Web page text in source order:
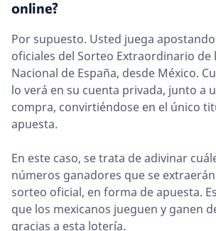
online?
Por supuesto. Usted juega
oficiales del Sorteo Extraordinario de
Nacional de España, desde México.
lo verá en su cuenta privada, junto a
compra, convirtiéndose en el único
apuesta.
En este caso, se trata de adivinar
números ganadores que se
sorteo oficial, en forma de apuesta.
que los mexicanos jueguen y ganen
gracias a esta lotería.